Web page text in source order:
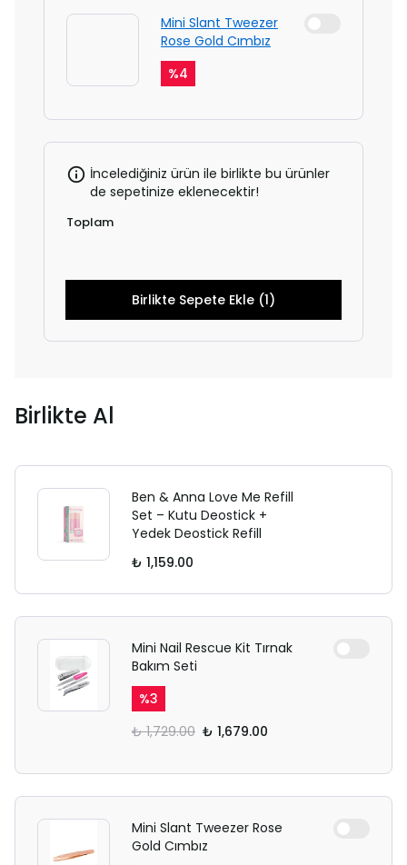
Mini Slant Tweezer
Rose Gold Cımbız
%4
İncelediğiniz ürün ile birlikte bu ürünler
de sepetinize eklenecektir!
Toplam
Birlikte Sepete Ekle (1)
Birlikte Al
Ben & Anna Love Me Refill
Set – Kutu Deostick +
Yedek Deostick Refill
₺ 1,159.00
Mini Nail Rescue Kit Tırnak
Bakım Seti
%3
₺ 1,729.00 ₺ 1,679.00
Mini Slant Tweezer Rose
Gold Cımbız